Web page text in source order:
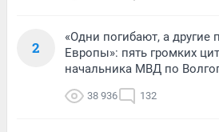
2
«Одни погибают, а другие
Европы»: пять громких
начальника МВД по
38 936 132